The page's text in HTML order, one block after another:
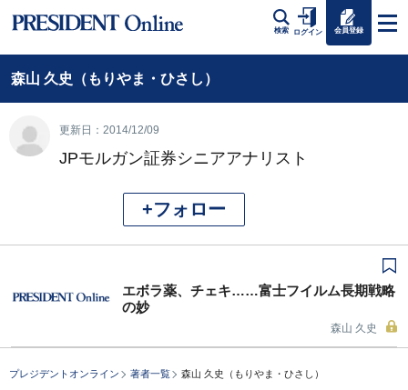
検索 ログイン 会員登録
森山 久史（もりやま・ひさし）
更新日：2014/12/09
JPモルガン証券シニアアナリスト
+フォロー
エボラ薬、チェキ……富士フイルム長期戦略
の妙
森山 久史
プレジデントオンライン 著者一覧 森山 久史（もりやま・ひさし）